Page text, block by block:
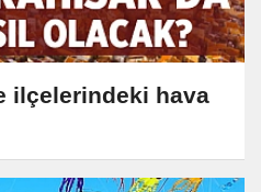
ilçelerindeki hava